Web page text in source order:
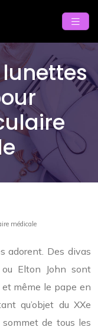
lunettes
médicale
adorent. Des divas
Elton John sont
même le pape en
qu’objet du XXe
de tous les